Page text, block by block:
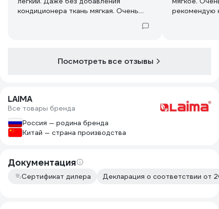
кондиционера ткань мягкая. Очень
рекомендую
Посмотреть все отзывы
LAIMA
Все товары бренда
Россия — родина бренда
Китай — страна производства
Документация
Сертификат дилера Декларация о соответствии от